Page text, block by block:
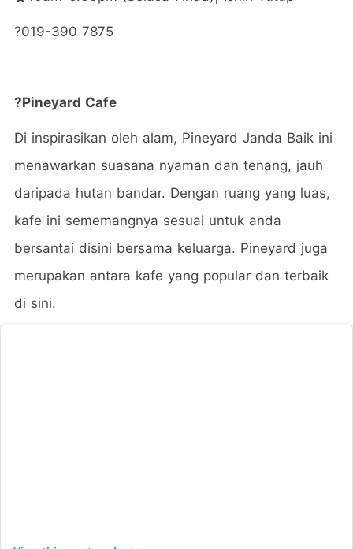
?019-390 7875
?Pineyard Cafe
Di inspirasikan oleh alam, Pineyard Janda Baik ini
menawarkan suasana nyaman dan tenang, jauh
daripada hutan bandar. Dengan ruang yang luas,
kafe ini sememangnya sesuai untuk anda
bersantai disini bersama keluarga. Pineyard juga
merupakan antara kafe yang popular dan terbaik
di sini.